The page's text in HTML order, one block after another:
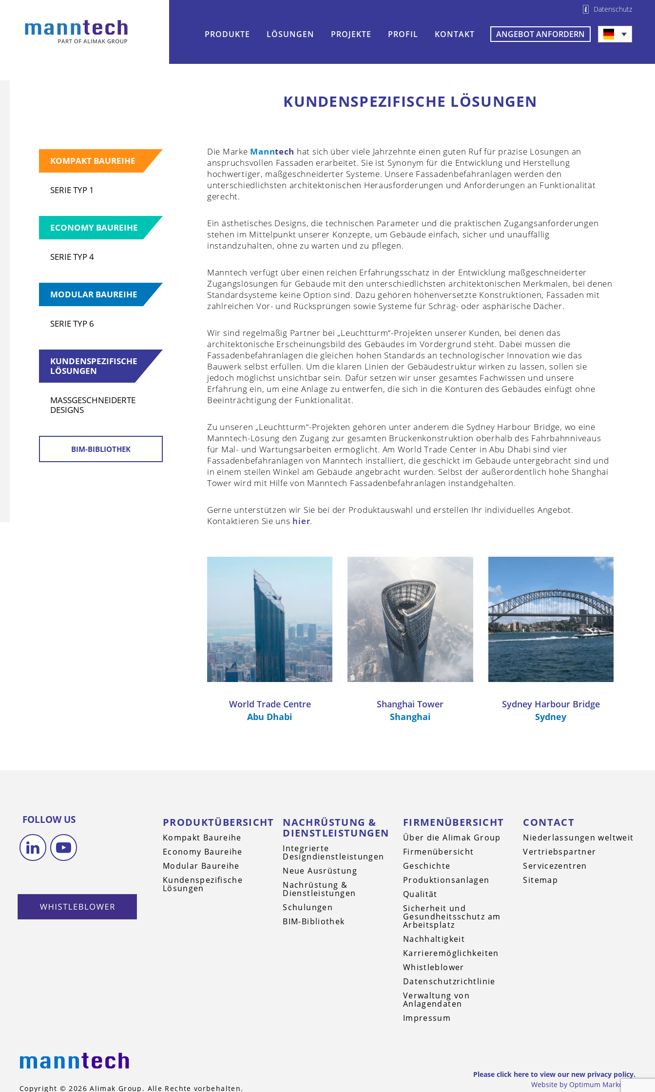
Datenschutz
PRODUKTE LÖSUNGEN PROJEKTE PROFIL KONTAKT ANGEBOT ANFORDERN
KOMPAKT BAUREIHE
SERIE TYP 1
ECONOMY BAUREIHE
SERIE TYP 4
MODULAR BAUREIHE
SERIE TYP 6
KUNDENSPEZIFISCHE
LÖSUNGEN
MASSGESCHNEIDERTE
DESIGNS
BIM-BIBLIOTHEK
KUNDENSPEZIFISCHE LÖSUNGEN
Die Marke Manntech hat sich über viele Jahrzehnte einen guten Ruf für präzise Lösungen an
anspruchsvollen Fassaden erarbeitet. Sie ist Synonym für die Entwicklung und Herstellung
hochwertiger, maßgeschneiderter Systeme. Unsere Fassadenbefahranlagen werden den
unterschiedlichsten architektonischen Herausforderungen und Anforderungen an Funktionalität
gerecht.
Ein ästhetisches Designs, die technischen Parameter und die praktischen Zugangsanforderungen
stehen im Mittelpunkt unserer Konzepte, um Gebäude einfach, sicher und unauffällig
instandzuhalten, ohne zu warten und zu pflegen.
Manntech verfügt über einen reichen Erfahrungsschatz in der Entwicklung maßgeschneiderter
Zugangslösungen für Gebäude mit den unterschiedlichsten architektonischen Merkmalen, bei denen
Standardsysteme keine Option sind. Dazu gehören höhenversetzte Konstruktionen, Fassaden mit
zahlreichen Vor- und Rücksprüngen sowie Systeme für Schräg- oder asphärische Dächer.
Wir sind regelmäßig Partner bei „Leuchtturm“-Projekten unserer Kunden, bei denen das
architektonische Erscheinungsbild des Gebäudes im Vordergrund steht. Dabei müssen die
Fassadenbefahranlagen die gleichen hohen Standards an technologischer Innovation wie das
Bauwerk selbst erfüllen. Um die klaren Linien der Gebäudestruktur wirken zu lassen, sollen sie
jedoch möglichst unsichtbar sein. Dafür setzen wir unser gesamtes Fachwissen und unsere
Erfahrung ein, um eine Anlage zu entwerfen, die sich in die Konturen des Gebäudes einfügt ohne
Beeinträchtigung der Funktionalität.
Zu unseren „Leuchtturm“-Projekten gehören unter anderem die Sydney Harbour Bridge, wo eine
Manntech-Lösung den Zugang zur gesamten Brückenkonstruktion oberhalb des Fahrbahnniveaus
für Mal- und Wartungsarbeiten ermöglicht. Am World Trade Center in Abu Dhabi sind vier
Fassadenbefahranlagen von Manntech installiert, die geschickt im Gebäude untergebracht sind und
in einem steilen Winkel am Gebäude angebracht wurden. Selbst der außerordentlich hohe Shanghai
Tower wird mit Hilfe von Manntech Fassadenbefahranlagen instandgehalten.
Gerne unterstützen wir Sie bei der Produktauswahl und erstellen Ihr individuelles Angebot.
Kontaktieren Sie uns hier.
World Trade Centre
Abu Dhabi
Shanghai Tower
Shanghai
Sydney Harbour Bridge
Sydney
FOLLOW US PRODUKTÜBERSICHT
Kompakt Baureihe
Economy Baureihe
Modular Baureihe
Kundenspezifische
Lösungen
NACHRÜSTUNG &
DIENSTLEISTUNGEN
Integrierte
Designdienstleistungen
Neue Ausrüstung
Nachrüstung &
Dienstleistungen
Schulungen
BIM-Bibliothek
FIRMENÜBERSICHT
Über die Alimak Group
Firmenübersicht
Geschichte
Produktionsanlagen
Qualität
Sicherheit und
Gesundheitsschutz am
Arbeitsplatz
Nachhaltigkeit
Karrieremöglichkeiten
Whistleblower
Datenschutzrichtlinie
Verwaltung von
Anlagendaten
Impressum
CONTACT
Niederlassungen weltweit
Vertriebspartner
Servicezentren
Sitemap
Copyright © 2026 Alimak Group. Alle Rechte vorbehalten.
Please click here to view our new privacy policy.
Website by Optimum Marketing